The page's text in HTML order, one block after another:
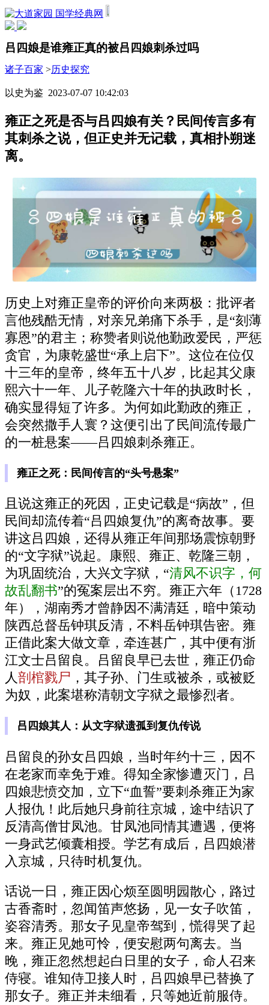
国学经典网
吕四娘是谁雍正真的被吕四娘刺杀过吗
诸子百家 >历史探究
以史为鉴 2023-07-07 10:42:03
雍正之死是否与吕四娘有关？民间传言多有
其刺杀之说，但正史并无记载，真相扑朔迷
离。
历史上对雍正皇帝的评价向来两极：批评者
言他残酷无情，对亲兄弟痛下杀手，是“刻薄
寡恩”的君主；称赞者则说他勤政爱民，严惩
贪官，为康乾盛世“承上启下”。这位在位仅
十三年的皇帝，终年五十八岁，比起其父康
熙六十一年、儿子乾隆六十年的执政时长，
确实显得短了许多。为何如此勤政的雍正，
会突然撒手人寰？这便引出了民间流传最广
的一桩悬案——吕四娘刺杀雍正。
雍正之死：民间传言的“头号悬案”
且说这雍正的死因，正史记载是“病故”，但
民间却流传着“吕四娘复仇”的离奇故事。要
讲这吕四娘，还得从雍正年间那场震惊朝野
的“文字狱”说起。康熙、雍正、乾隆三朝，
为巩固统治，大兴文字狱，“清风不识字，何
故乱翻书”的冤案层出不穷。雍正六年（1728
年），湖南秀才曾静因不满清廷，暗中策动
陕西总督岳钟琪反清，不料岳钟琪告密。雍
正借此案大做文章，牵连甚广，其中便有浙
江文士吕留良。吕留良早已去世，雍正仍命
人剖棺戮尸 ，其子孙、门生或被杀，或被贬
为奴，此案堪称清朝文字狱之最惨烈者。
吕四娘其人：从文字狱遗孤到复仇传说
吕留良的孙女吕四娘，当时年约十三，因不
在老家而幸免于难。得知全家惨遭灭门，吕
四娘悲愤交加，立下“血誓”要刺杀雍正为家
人报仇！此后她只身前往京城，途中结识了
反清高僧甘凤池。甘凤池同情其遭遇，便将
一身武艺倾囊相授。学艺有成后，吕四娘潜
入京城，只待时机复仇。
话说一日，雍正因心烦至圆明园散心，路过
古香斋时，忽闻笛声悠扬，见一女子吹笛，
姿容清秀。那女子见皇帝驾到，慌得哭了起
来。雍正见她可怜，便安慰两句离去。当
晚，雍正忽然想起白日里的女子，命人召来
侍寝。谁知侍卫接人时，吕四娘早已替换了
那女子。雍正并未细看，只等她近前服侍。